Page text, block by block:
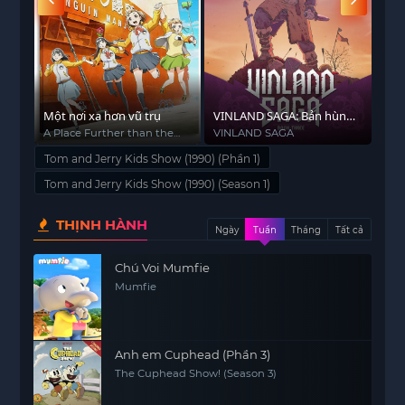
Một nơi xa hơn vũ trụ
A Place Further than the
Universe
VINLAND SAGA: Bản hùng
ca Viking
VINLAND SAGA
Tom and Jerry Kids Show (1990) (Phần 1)
Tom and Jerry Kids Show (1990) (Season 1)
THỊNH HÀNH Ngày Tuần Tháng Tất cả
Chú Voi Mumfie
Mumfie
Anh em Cuphead (Phần 3)
The Cuphead Show! (Season 3)